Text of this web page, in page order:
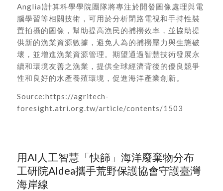
Anglia)計算科學學院團隊將專注於開發圖像處理與電
腦學習等相關技術，可用於分析閉路電視和手持性裝
置拍攝的圖像，幫助提高漁民的捕撈效率，並協助提
供新的漁業資源數據，避免人為的捕撈壓力與生態破
壞，並增進漁業資源管理。期望通過智慧技術發展永
續和環境友善之漁業，提供全球經濟背後的優良競爭
性和良好的水產養殖環境，促進海洋產業創新。
Source:https://agritech-
foresight.atri.org.tw/article/contents/1503
用AI人工智慧「快篩」海洋廢棄物分布
工研院AIdea攜手荒野保護協會守護臺灣
海岸線